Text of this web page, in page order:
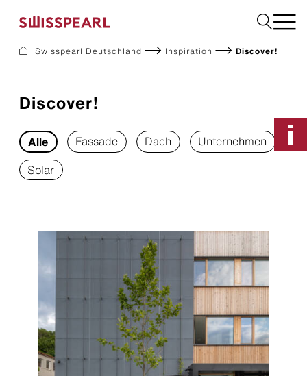
Services
Inspiration
Nachhaltigkeit
Solar
Bauplatten
Garten
Downloads
Swisspearl Deutschland Inspiration Discover!
Discover!
Alle Fassade Dach
Unternehmen
Solar